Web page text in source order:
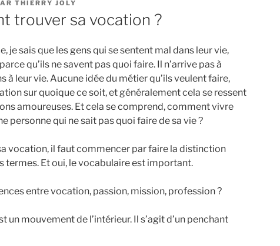
THIERRY JOLY
trouver sa vocation ?
je sais que les gens qui se sentent mal dans leur vie,
qu’ils ne savent pas quoi faire. Il n’arrive pas à
à leur vie. Aucune idée du métier qu’ils veulent faire,
sur quoique ce soit, et généralement cela se ressent
amoureuses. Et cela se comprend, comment vivre
personne qui ne sait pas quoi faire de sa vie ?
vocation, il faut commencer par faire la distinction
termes. Et oui, le vocabulaire est important.
entre vocation, passion, mission, profession ?
un mouvement de l’intérieur. Il s’agit d’un penchant